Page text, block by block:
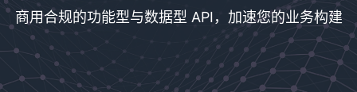
商用合规的功能型与数据型 API，加速您的业务构建